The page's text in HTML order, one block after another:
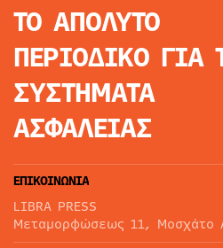
ΤΟ ΑΠΟΛΥΤΟ
ΠΕΡΙΟΔΙΚΟ ΓΙΑ
ΣΥΣΤΗΜΑΤΑ
ΑΣΦΑΛΕΙΑΣ
ΕΠΙΚΟΙΝΩΝΙΑ
LIBRA PRESS
Μεταμορφώσεως 11, Μοσχάτο